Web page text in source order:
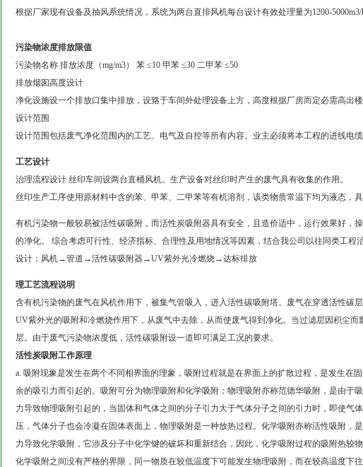
根据厂家现有设备及抽风系统情况，系统为两台直排风机每台设计有效处理量为1200-5000m3/
污染物浓度排放限值
污染物名称 排放浓度（mg/m3） 苯 ≤10 甲苯 ≤30 二甲苯 ≤50
排放烟囱高度设计
净化设施设一个排放口集中排放，设臵于车间外处理设备上方，高度根据厂房而定必需高出楼
设计范围
设计范围包括废气净化范围内的工艺、电气及自控等所有内容。业主必须将本工程的进线电缆
工艺设计
治理流程设计 丝印车间设两台直桶风机。生产设备对丝印时产生的废气具有收集的作用。
丝印生产工序使用原材料中含的苯、甲苯、二甲苯等有机溶剂，该类物质常温下均为液态，具
有机污染物一般较易被活性碳吸附，而活性炭吸附器具有安全，且造价适中，运行效果好，
的净化。 综合考虑可行性、经济指标、合理性及用地情况等因素，结合我公司以往同类工程
设计：风机→管道→活性碳吸附器→UV紫外光冷燃烧→达标排放
理工艺流程说明
含有机污染物的废气在风机作用下，被集气管吸入，进入活性碳吸附塔。废气在穿透活性碳
UV紫外光的吸附和冷燃烧作用下，从废气中去除，从而使废气得到净化。当过滤层因积尘
层。由于废气污染物浓度低，活性碳吸附设一道即可满足工况的要求。
活性炭吸附工作原理
a. 吸附现象是发生在两个不同相界面的理象，吸附过程就是在界面上的扩散过程，是发生在
余的吸引力而引起的。吸附可分为物理吸附和化学吸附；物理吸附亦称范德华吸附，是由于
力导致物理吸附引起的，当固体和气体之间的分子引力大于气体分子之间的引力时，即使气
压，气体分子也会冷凝在固体表面上，物理吸附是一种放热过程。化学吸附亦称活性吸附，
力导致化学吸附，它涉及分子中化学键的破坏和重新结合，因此，化学吸附过程的吸附热较
化学吸附之间没有严格的界限，同一物质在较低温度下可能发生物理吸附，而在较高温度下